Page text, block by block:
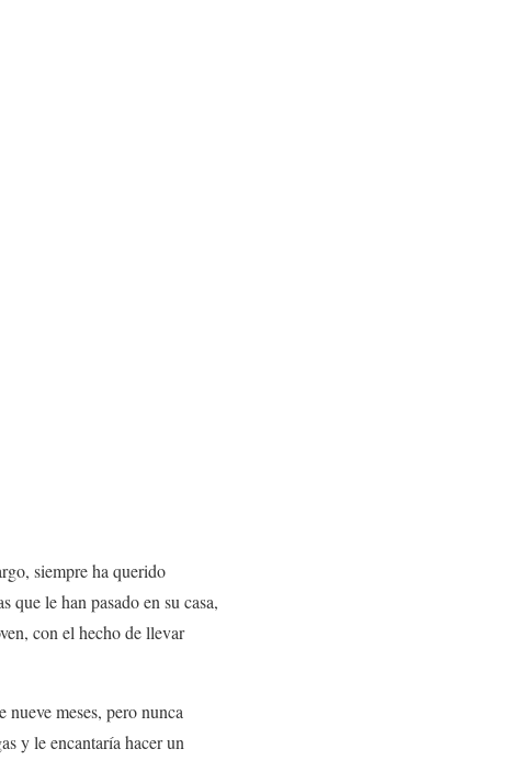
siempre ha querido
que le han pasado en su casa,
con el hecho de llevar
meses, pero nunca
y le encantaría hacer un